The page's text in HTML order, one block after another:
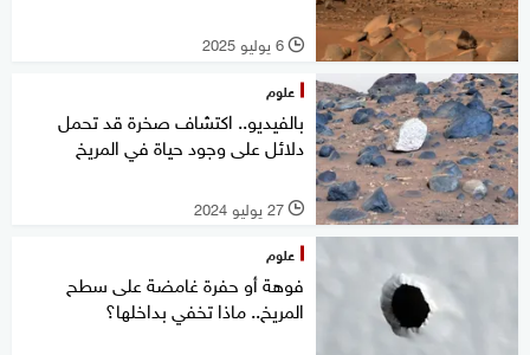
l 6 يوليو 2025
علوم
بالفيديو.. اكتشاف صخرة قد تحمل
دلائل على وجود حياة في المريخ
l 27 يوليو 2024
علوم
فوهة أو حفرة غامضة على سطح
المريخ.. ماذا تخفي بداخلها؟